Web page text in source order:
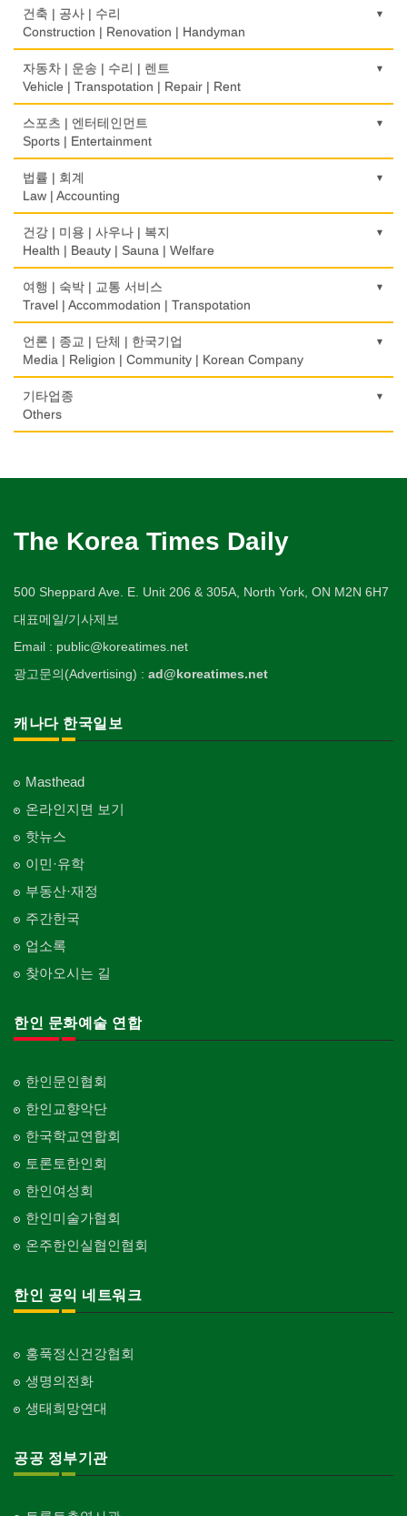
Food Manufacturing
와인제조
정육점
제과점
Bakery
식품도매
Food Distributors
Medical Instruments
Denturist
한의원/한약
Oriental Herb/Acupuncture
약국
의사-내과
Internal Medicine
의사-물리치료/카이로 프랙터
Physiotherapy/Chiropractic Clinic
의사-비뇨기과
의사-산부인과
Obstetrician
의사-성형외과
Cosmetic Surgeon
의사-외과
Dentist/Dental Surgeon
의사-가정의
Family Doctor
Multi Specialty
Psychiatrist
Internet Shopping
결혼상담
Marriage Consulting
Florist
모피점
백화점/선물센터
보석/귀금속/시계
Jeweler/Jeweller
비디오-사진/촬영/편집/공급
Video Service
사진촬영
애완동물용품
Pet Shop
Bridal Fashion/Wedding Service
Embroidery
Book Store
운전학원
Driving School
한글학교
Korean Language School
Boarding House
학교/학원
개인지도-체육
개인지도-음악
Private Lesson-Music
개인지도-옷수선
Private Lesson-Alteration
개인지도-어학/수학
Private Lesson-Calligraphy
Private Lesson-Art/Photograph
개인지도-꽃꽂이
Private Lesson-Etc
전자제품 판매/수리
Electronic Goods Sales/Repair
Telephone/Communication Service
컴퓨터 판매/수리
Computer Sales/Repair
모기지
Mortgage
International Trade
Insurance/Investment/Finance
부동산 관리
Property Management
채무조정
Bankruptcy
Real Estate
은행/금융기관
Bank/Financing Service
광고/그래픽 디자인
Advertising/Graphic Design
광고 에이전트
Advertising Agency
경보/도난방지
Alarm/Security System
Cemetery/Monument
빨래방/세탁
Coin Laundry/Dry cleaning
상패/트로피
Medal/Trophy
Dry cleaning Equipment
악기사
열쇠
Gemologist
Printing
장의사
Funeral Home
주방용품
직업소개 에이전트
Employment Agency
청소
카펫 청소
Carpet Cleaning
gifts for events
프랜차이즈
Franchise
피아노 조율 /판매
해충구제
현금인출기
ATM
화랑/표구사
행사/이벤트
Stock Inventory
인터넷/소프트웨어 개발
Internet/Software Development
건축 | 공사 | 수리
Construction | Renovation | Handyman
건축시공/개조
Construction/Home Renovation
건축설계사
Architect
Architecture
Home Inspection
간판
Signs
가구판매/수리
Furniture Sales/Repair
Machinery Rebuilding
난방/냉동
Staging Home
Electric Work
정원공사/조경
Landscaping/Gardening
지붕
창문
커텐/카펫
벽지/페인트
가라지/그라지/차고
Garage Door
Engineering
건축기술사/디자이너
건축개발
자동차 | 운송 | 수리 | 렌트
Vehicle | Transpotation | Repair | Rent
운송/통관/이삿짐
Transportation/Moving
택배
Courier Service
Taxi Service
Automobile/Car
자동차-렌트
Car Rental
자동차-바디샵
Autobody Shop
자동차-타이어
자동차-판매/리스
Sales/Lease
Towing
Auto Cleaning
스포츠 | 엔터테인먼트
Sports | Entertainment
골프장비
Golf Equipment
골프장
Golf/Country Club
가라오케/노래방/카페
Karaoke/Cafe
Dahn Centre
당구장
Billiard Club
볼링장
비디오-대여
운동구/스포츠용품
Sporting Goods
Hobby/Leisure
Taekwondo/Martial Arts
법률 | 회계
Law | Accounting
교통위반티켓
Traffic Ticket
공인회계사(CPA)
CPA
번역/통역/이력서
Translation/Interpretation/Resume Service
Law Office
회계업무
건강 | 미용 | 사우나 | 복지
Health | Beauty | Sauna | Welfare
건강상담/식품/정보
Health Counseling/Food/Information
의료기
Medical Equipment
Massage
복지상담
생수/정수기
양로원/요양원
피부미용
Cosmetics
피트니스/헬스
Fitness
산후조리서비스
postpartum care center
여행 | 숙박 | 교통 서비스
Travel | Accommodation | Transpotation
호텔/모텔/숙박
Hotel/Motel
여행/관광
Travel/Tour
언론 | 종교 | 단체 | 한국기업
Media | Religion | Community | Korean Company
기도원/수양관
Retreat Centre
기타 종교
한국일보 본사 및 지국
Korea Times Branches
한국정부기관
Korean Governmental Organization
Korean Cultural Association
한국기업 현지법인/지사
Korean Enterprises In Canada
Alumni University
Alumni Middle·High School
단체-협회
Organization-Association
Organization-Sports
Organization-Music/Art
단체-불교
단체-기독교
교회-장로교회
Church-Presbyterian
교회-안식일교회
교회-씨 앤 엠에이
Church-C & MA
교회-순복음교회
교회-신학교/신학원
기타업종
Others
기타
Apartment
The Korea Times Daily
500 Sheppard Ave. E. Unit 206 & 305A, North York, ON M2N 6H7
대표메일/기사제보
Email : public@koreatimes.net
광고문의(Advertising) : ad@koreatimes.net
캐나다 한국일보
Masthead
온라인지면 보기
핫뉴스
이민·유학
부동산·재정
주간한국
업소록
찾아오시는 길
한인 문화예술 연합
한인문인협회
한인교향악단
한국학교연합회
토론토한인회
한인여성회
한인미술가협회
온주한인실협인협회
한인 공익 네트워크
홍푹정신건강협회
생명의전화
생태희망연대
공공 정부기관